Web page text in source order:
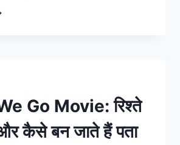
Go Movie: रिश्ते
कैसे बन जाते हैं पता